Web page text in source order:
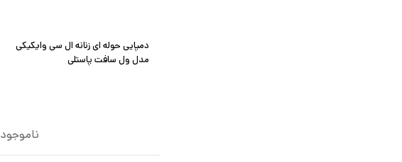
دمپایی حوله ای زنانه ال سی وایکیکی
مدل ول سافت پاستلی
ناموجود